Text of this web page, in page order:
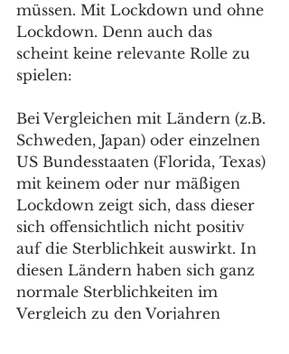
müssen. Mit Lockdown und ohne
Lockdown. Denn auch das
scheint keine relevante Rolle zu
spielen:
Bei Vergleichen mit Ländern (z.B.
Schweden, Japan) oder einzelnen
US Bundesstaaten (Florida, Texas)
mit keinem oder nur mäßigen
Lockdown zeigt sich, dass dieser
sich offensichtlich nicht positiv
auf die Sterblichkeit auswirkt. In
diesen Ländern haben sich ganz
normale Sterblichkeiten im
Vergleich zu den Vorjahren